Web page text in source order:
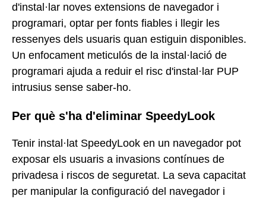
d'instal·lar noves extensions de navegador i
programari, optar per fonts fiables i llegir les
ressenyes dels usuaris quan estiguin disponibles.
Un enfocament meticulós de la instal·lació de
programari ajuda a reduir el risc d'instal·lar PUP
intrusius sense saber-ho.
Per què s'ha d'eliminar SpeedyLook
Tenir instal·lat SpeedyLook en un navegador pot
exposar els usuaris a invasions contínues de
privadesa i riscos de seguretat. La seva capacitat
per manipular la configuració del navegador i